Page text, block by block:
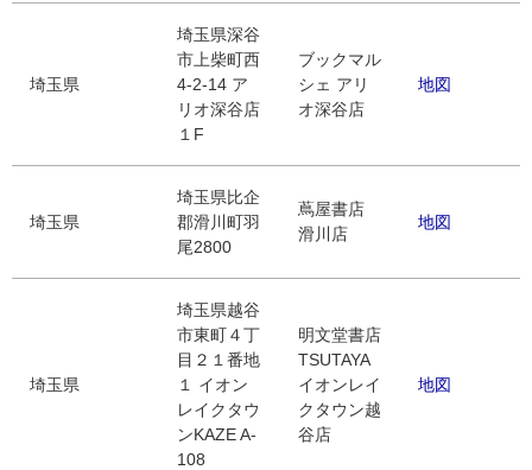
埼玉県
埼玉県深谷
市上柴町西
4-2-14 ア
リオ深谷店
１F
ブックマル
シェ アリ
オ深谷店
地図
埼玉県
埼玉県比企
郡滑川町羽
尾2800
蔦屋書店
滑川店
地図
埼玉県
埼玉県越谷
市東町４丁
目２１番地
１ イオン
レイクタウ
ンKAZE A-
108
明文堂書店
TSUTAYA
イオンレイ
クタウン越
谷店
地図